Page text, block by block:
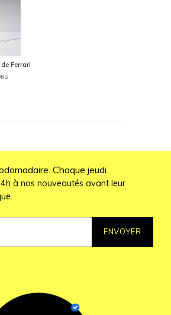
Ferrari
Chaque jeudi.
à nos nouveautés avant leur
ENVOYER